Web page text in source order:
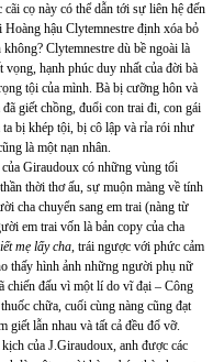
cọ này có thể dẫn tới sự liên hệ đến
hậu Clytemnestre định xóa bỏ
Clytemnestre dù bề ngoài là
hạnh phúc duy nhất của đời bà
tội của mình. Bà bị cưỡng hôn và
giết chồng, đuổi con trai đi, con gái
bị khép tội, bị cô lập và rỉa rói như
là một nạn nhân.
Giraudoux có những vùng tối
thời thơ ấu, sự muộn màng về tính
cha chuyển sang em trai (nàng từ
em trai vốn là bản copy của cha
mẹ lấy cha, trái ngược với phức cảm
thấy hình ảnh những người phụ nữ
chiến đấu vì một lí do vĩ đại – Công
chữa, cuối cùng nàng cũng đạt
lẫn nhau và tất cả đều đổ vỡ.
của J.Giraudoux, anh được các